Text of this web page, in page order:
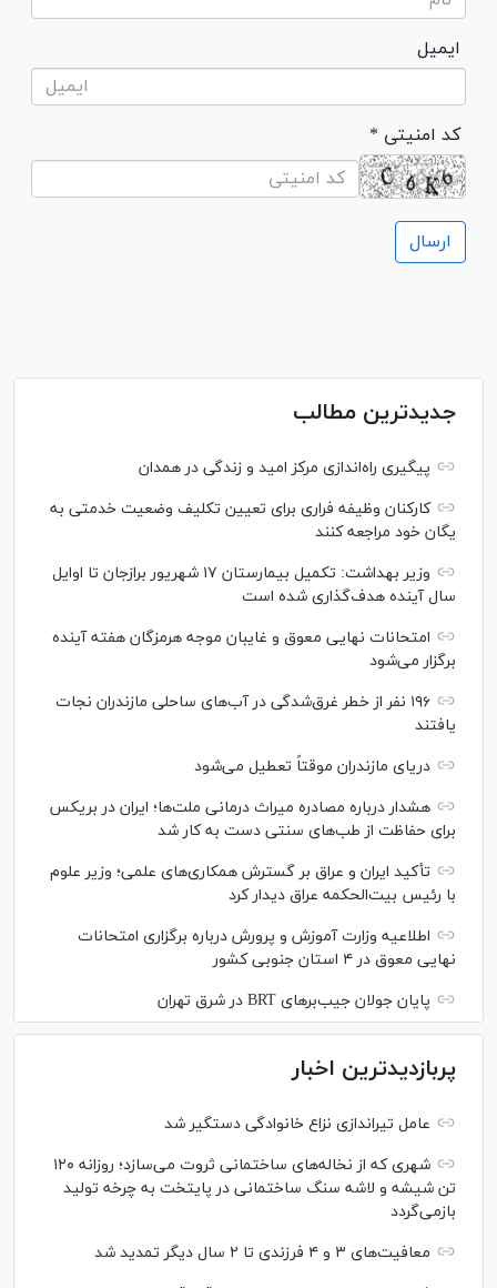
ایمیل
* کد امنیتی
جدیدترین مطالب
پیگیری راه‌اندازی مرکز امید و زندگی در همدان
کارکنان وظیفه فراری برای تعیین تکلیف وضعیت خدمتی به
یگان خود مراجعه کنند
وزیر بهداشت: تکمیل بیمارستان ۱۷ شهریور برازجان تا اوایل
سال آینده هدف‌گذاری شده است
امتحانات نهایی معوق و غایبان موجه هرمزگان هفته آینده
برگزار می‌شود
۱۹۶ نفر از خطر غرق‌شدگی در آب‌های ساحلی مازندران نجات
یافتند
دریای مازندران موقتاً تعطیل می‌شود
هشدار درباره مصادره میراث درمانی ملت‌ها؛ ایران در بریکس
برای حفاظت از طب‌های سنتی دست به کار شد
تأکید ایران و عراق بر گسترش همکاری‌های علمی؛ وزیر علوم
با رئیس بیت‌الحکمه عراق دیدار کرد
اطلاعیه وزارت آموزش و پرورش درباره برگزاری امتحانات
نهایی معوق در ۴ استان جنوبی کشور
پایان جولان جیب‌بر‌های BRT در شرق تهران
پربازدیدترین اخبار
عامل تیراندازی نزاع خانوادگی دستگیر شد
شهری که از نخاله‌های ساختمانی ثروت می‌سازد؛ روزانه ۱۲۰
تن شیشه و لاشه سنگ ساختمانی در پایتخت به چرخه تولید
بازمی‌گردد
معافیت‌های ۳ و ۴ فرزندی تا ۲ سال دیگر تمدید شد